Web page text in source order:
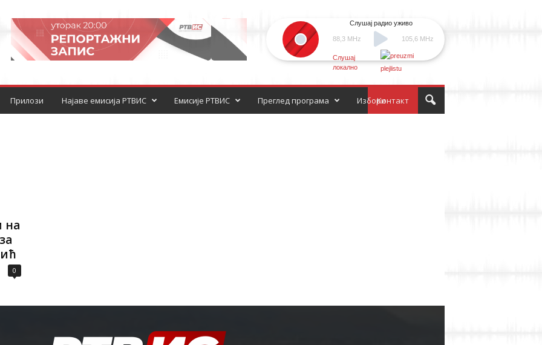
88,3 MHz
Слушај радио уживо
105,6 MHz
Слушај
локално
Прилози Најаве емисија РТВИС Емисије РТВИС Контакт
Преглед програма Избори
на
0